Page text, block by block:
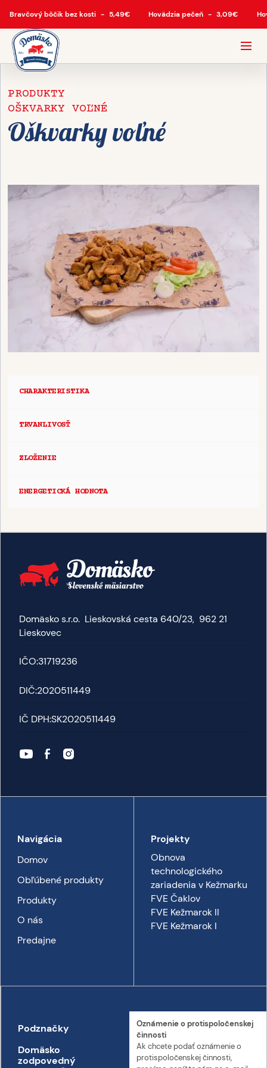
Bravčový bôčik bez kosti - 5,49€ Hovädzia pečeň - 3,09€
PRODUKTY
OŠKVARKY VOĽNÉ
Oškvarky voľné
CHARAKTERISTIKA
TRVANLIVOSŤ
ZLOŽENIE
ENERGETICKÁ HODNOTA
Domäsko s.r.o. Lieskovská cesta 640/23, 962 21
Lieskovec
IČO:31719236
DIČ:2020511449
IČ DPH:SK2020511449
Navigácia
Domov
Obľúbené produkty
Produkty
O nás
Predajne
Projekty
Obnova
technologického
zariadenia v Kežmarku
FVE Čaklov
FVE Kežmarok II
FVE Kežmarok I
Podznačky
Domäsko
zodpovedný
Kontakt
Kontakt
Oznámenie o proti­spoločenskej
činnosti
Ak chcete podať oznámenie o
proti­spoločenskej činnosti,